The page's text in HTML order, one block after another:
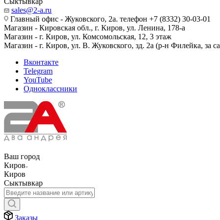
sales@2-a.ru
Главный офис - Жуковского, 2а. телефон +7 (8332) 30-03-01
Магазин - Кировская обл., г. Киров, ул. Ленина, 178-а
Магазин - г. Киров, ул. Комсомольская, 12, 3 этаж
Магазин - г. Киров, ул. В. Жуковского, зд. 2а (р-н Филейка, за
Вконтакте
Telegram
YouTube
Одноклассники
Ваш город
Киров
Киров
Сыктывкар
Заказы